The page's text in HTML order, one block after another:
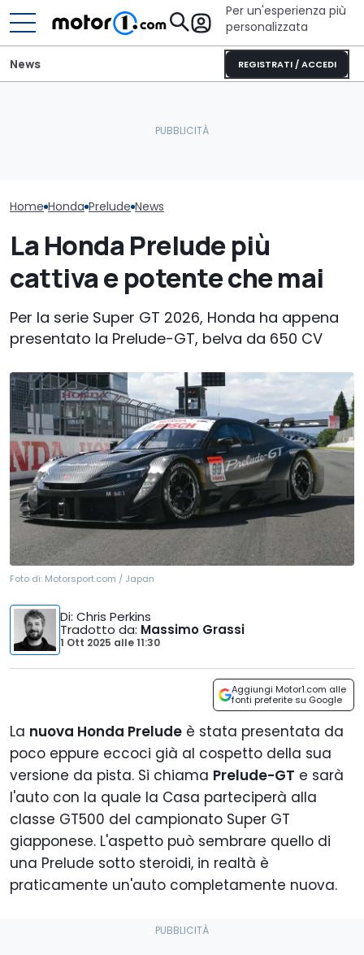
Per un'esperienza più
personalizzata
REGISTRATI / ACCEDI
News
Home Honda Prelude News
La Honda Prelude più
cattiva e potente che mai
Per la serie Super GT 2026, Honda ha appena
presentato la Prelude-GT, belva da 650 CV
Foto di: Motorsport.com / Japan
Di: Chris Perkins
Tradotto da: Massimo Grassi
1 Ott 2025 alle11:30
Aggiungi Motor1.com alle
fonti preferite su Google
La nuova Honda Prelude è stata presentata da
poco eppure eccoci già al cospetto della sua
versione da pista. Si chiama Prelude-GT e sarà
l'auto con la quale la Casa parteciperà alla
classe GT500 del campionato Super GT
giapponese. L'aspetto può sembrare quello di
una Prelude sotto steroidi, in realtà è
praticamente un'auto completamente nuova.